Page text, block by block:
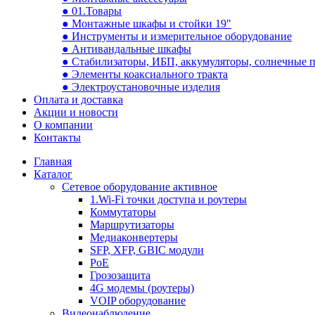
● 01.Товары
● Монтажные шкафы и стойки 19"
● Инструменты и измерительное оборудование
● Антивандальные шкафы
● Стабилизаторы, ИБП, аккумуляторы, солнечные
● Элементы коаксиального тракта
● Электроустановочные изделия
Оплата и доставка
Акции и новости
О компании
Контакты
Главная
Каталог
Сетевое оборудование активное
1.Wi-Fi точки доступа и роутеры
Коммутаторы
Маршрутизаторы
Медиаконвертеры
SFP, XFP, GBIC модули
PoE
Грозозащита
4G модемы (роутеры)
VOIP оборудование